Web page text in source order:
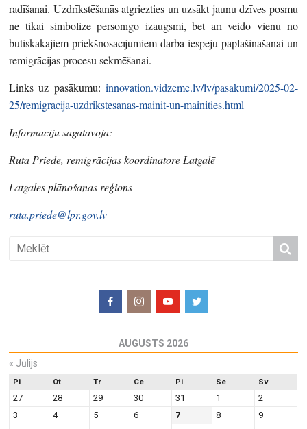
radīšanai. Uzdrīkstēšanās atgriezties un uzsākt jaunu dzīves posmu
ne tikai simbolizē personīgo izaugsmi, bet arī veido vienu no
būtiskākajiem priekšnosacījumiem darba iespēju paplašināšanai un
remigrācijas procesu sekmēšanai.
Links uz pasākumu: innovation.vidzeme.lv/lv/pasakumi/2025-02-
25/remigracija-uzdrikstesanas-mainit-un-mainities.html
Informāciju sagatavoja:
Ruta Priede, remigrācijas koordinatore Latgalē
Latgales plānošanas reģions
ruta.priede@lpr.gov.lv
AUGUSTS 2026
« Jūlijs
Pi Ot Tr Ce Pi Se Sv
27 28 29 30 31 1
2
3
4 5 6 7 8
9